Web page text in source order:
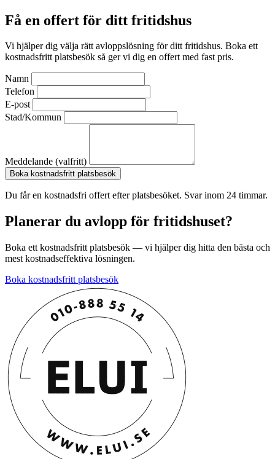
Få en offert för ditt fritidshus
Vi hjälper dig välja rätt avloppslösning för ditt fritidshus. Boka ett
kostnadsfritt platsbesök så ger vi dig en offert med fast pris.
Namn
Telefon
E-post
Stad/Kommun
Meddelande (valfritt)
Boka kostnadsfritt platsbesök
Du får en kostnadsfri offert efter platsbesöket. Svar inom 24 timmar.
Planerar du avlopp för fritidshuset?
Boka ett kostnadsfritt platsbesök — vi hjälper dig hitta den bästa och
mest kostnadseffektiva lösningen.
Boka kostnadsfritt platsbesök